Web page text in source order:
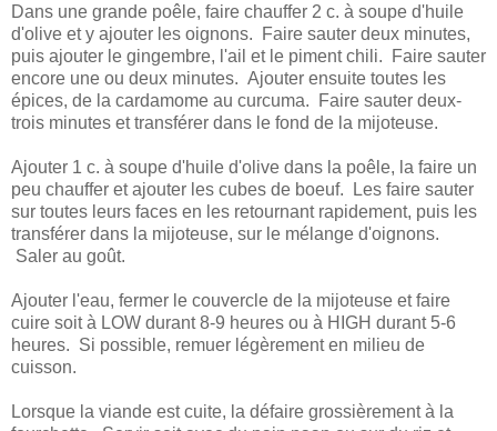
Dans une grande poêle, faire chauffer 2 c. à soupe d'huile
d'olive et y ajouter les oignons. Faire sauter deux minutes,
puis ajouter le gingembre, l'ail et le piment chili. Faire sauter
encore une ou deux minutes. Ajouter ensuite toutes les
épices, de la cardamome au curcuma. Faire sauter deux-
trois minutes et transférer dans le fond de la mijoteuse.
Ajouter 1 c. à soupe d'huile d'olive dans la poêle, la faire un
peu chauffer et ajouter les cubes de boeuf. Les faire sauter
sur toutes leurs faces en les retournant rapidement, puis les
transférer dans la mijoteuse, sur le mélange d'oignons.
Saler au goût.
Ajouter l'eau, fermer le couvercle de la mijoteuse et faire
cuire soit à LOW durant 8-9 heures ou à HIGH durant 5-6
heures. Si possible, remuer légèrement en milieu de
cuisson.
Lorsque la viande est cuite, la défaire grossièrement à la